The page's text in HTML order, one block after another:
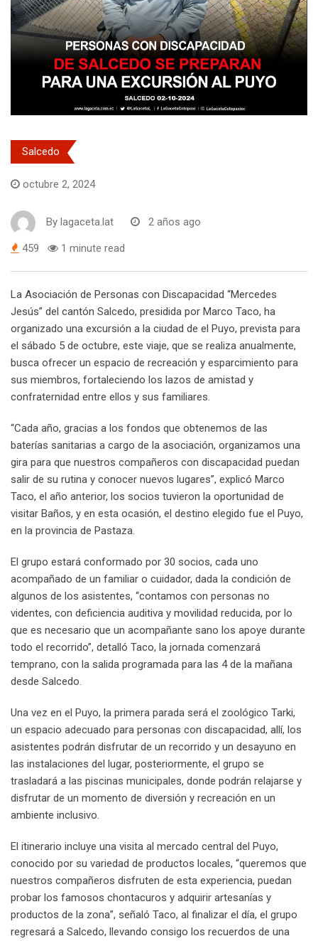
Salcedo
octubre 2, 2024
By lagaceta.lat 2 años ago
459 1 minute read
La Asociación de Personas con Discapacidad “Mercedes
Jesús” del cantón Salcedo, presidida por Marco Taco, ha
organizado una excursión a la ciudad de el Puyo, prevista para
el sábado 5 de octubre, este viaje, que se realiza anualmente,
busca ofrecer un espacio de recreación y esparcimiento para
sus miembros, fortaleciendo los lazos de amistad y
confraternidad entre ellos y sus familiares.
“Cada año, gracias a los fondos que obtenemos de las
baterías sanitarias a cargo de la asociación, organizamos una
gira para que nuestros compañeros con discapacidad puedan
salir de su rutina y conocer nuevos lugares”, explicó Marco
Taco, el año anterior, los socios tuvieron la oportunidad de
visitar Baños, y en esta ocasión, el destino elegido fue el Puyo,
en la provincia de Pastaza.
El grupo estará conformado por 30 socios, cada uno
acompañado de un familiar o cuidador, dada la condición de
algunos de los asistentes, “contamos con personas no
videntes, con deficiencia auditiva y movilidad reducida, por lo
que es necesario que un acompañante sano los apoye durante
todo el recorrido”, detalló Taco, la jornada comenzará
temprano, con la salida programada para las 4 de la mañana
desde Salcedo.
Una vez en el Puyo, la primera parada será el zoológico Tarki,
un espacio adecuado para personas con discapacidad, allí, los
asistentes podrán disfrutar de un recorrido y un desayuno en
las instalaciones del lugar, posteriormente, el grupo se
trasladará a las piscinas municipales, donde podrán relajarse y
disfrutar de un momento de diversión y recreación en un
ambiente inclusivo.
El itinerario incluye una visita al mercado central del Puyo,
conocido por su variedad de productos locales, “queremos que
nuestros compañeros disfruten de esta experiencia, puedan
probar los famosos chontacuros y adquirir artesanías y
productos de la zona”, señaló Taco, al finalizar el día, el grupo
regresará a Salcedo, llevando consigo los recuerdos de una